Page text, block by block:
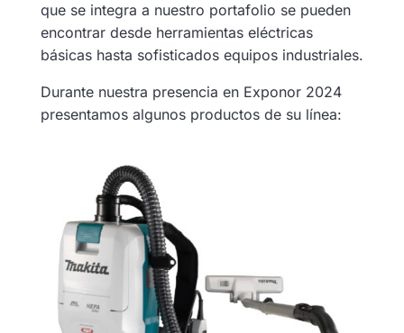
que se integra a nuestro portafolio se pueden
encontrar desde herramientas eléctricas
básicas hasta sofisticados equipos industriales.
Durante nuestra presencia en Exponor 2024
presentamos algunos productos de su línea: